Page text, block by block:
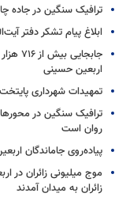
ترافیک سنگین در جاده
ابلاغ پیام تشکر دفتر
اربعین حسینی
تمهیدات شهرداری پایتخت
ترافیک سنگین در
روان است
پیاده‌روی جاماندگان
موج میلیونی زائران در
زائران به میدان آمدند